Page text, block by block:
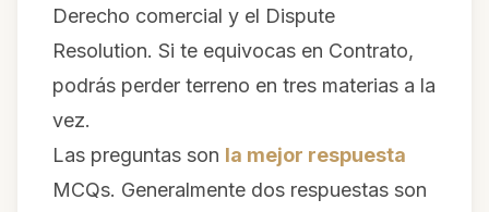
Derecho comercial y el Dispute
Resolution. Si te equivocas en Contrato,
podrás perder terreno en tres materias a la
vez.
Las preguntas son la mejor respuesta
MCQs. Generalmente dos respuestas son